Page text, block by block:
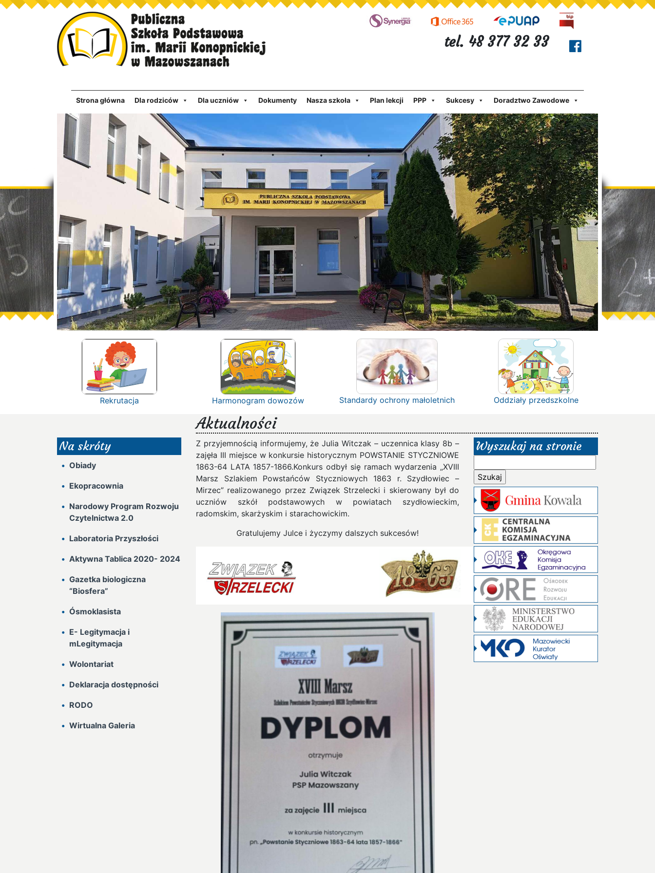
tel. 48 377 32 33
Strona główna Dla rodziców Dla uczniów Dokumenty Nasza szkoła Plan lekcji PPP Sukcesy Doradztwo Zawodowe
Rekrutacja Harmonogram dowozów Standardy ochrony małoletnich Oddziały przedszkolne
Aktualności
Na skróty
Obiady
Ekopracownia
Narodowy Program Rozwoju
Czytelnictwa 2.0
Laboratoria Przyszłości
Aktywna Tablica 2020- 2024
Gazetka biologiczna
“Biosfera”
Ósmoklasista
E- Legitymacja i
mLegitymacja
Wolontariat
Deklaracja dostępności
RODO
Wirtualna Galeria
Z przyjemnością informujemy, że Julia Witczak – uczennica klasy 8b –
zajęła III miejsce w konkursie historycznym POWSTANIE STYCZNIOWE
1863-64 LATA 1857-1866.Konkurs odbył się ramach wydarzenia „XVIII
Marsz Szlakiem Powstańców Styczniowych 1863 r. Szydłowiec –
Mirzec” realizowanego przez Związek Strzelecki i skierowany był do
uczniów szkół podstawowych w powiatach szydłowieckim,
radomskim, skarżyskim i starachowickim.
Gratulujemy Julce i życzymy dalszych sukcesów!
Wyszukaj na stronie